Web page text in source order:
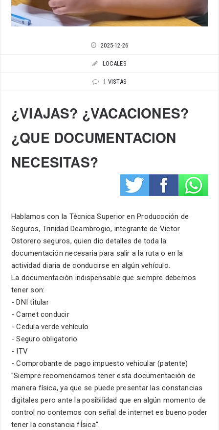
2025-12-26
LOCALES
1 VISTAS
¿VIAJAS? ¿VACACIONES?
¿QUE DOCUMENTACION
NECESITAS?
Hablamos con la Técnica Superior en Produccción de
Seguros, Trinidad Deambrogio, integrante de Victor
Ostorero seguros, quien dio detalles de toda la
documentación necesaria para salir a la ruta o en la
actividad diaria de conducirse en algún vehículo.
La documentación indispensable que siempre debemos
tener son:
- DNI titular
- Carnet conducir
- Cedula verde vehículo
- Seguro obligatorio
- ITV
- Comprobante de pago impuesto vehicular (patente)
"Siempre recomendamos tener esta documentación de
manera física, ya que se puede presentar las constancias
digitales pero ante la posibilidad que en algún momento de
control no contemos con señal de internet es bueno poder
tener la constancia fÍsica".